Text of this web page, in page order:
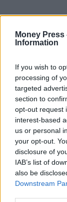
Money Press
Information
If you wish to
processing of
targeted
section to
opt-out request
interest-based
us or personal
your opt-out.
disclosure of
IAB’s list of
also be
Downstream